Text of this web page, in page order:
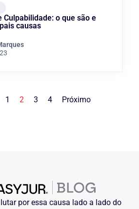
Culpabilidade: o que são e
causas
1 2 3 4 Próximo
por essa causa lado a lado do